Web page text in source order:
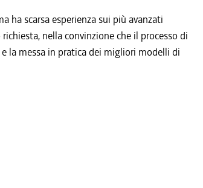
ha scarsa esperienza sui più avanzati
nella convinzione che il processo di
la messa in pratica dei migliori modelli di